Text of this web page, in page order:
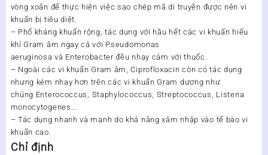
vòng xoắn để thực hiện việc sao chép mã di truyền được nên vi
khuẩn bị tiêu diệt.
– Phổ kháng khuẩn rộng, tác dụng với hầu hết các vi khuẩn hiếu
khí Gram âm ngay cả với Pseudomonas
aeruginosa và Enterobacterđều nhạy cảm với thuốc.
– Ngoài các vi khuẩn Gram âm, Ciprofloxacin còn có tác dụng
nhưng kém nhạy hơn trên các vi khuẩn Gram dương như
chủng Enterococcus, Staphylococcus, Streptococcus, Listeria
monocytogenes...
– Tác dụng nhanh và mạnh do khả năng xâm nhập vào tế bào vi
khuẩn cao.
Chỉ định